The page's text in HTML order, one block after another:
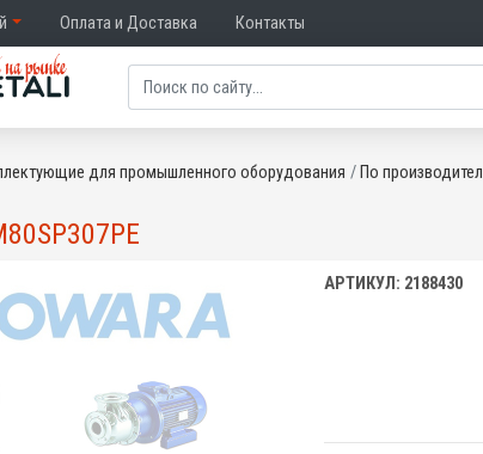
Оплата и Доставка Контакты
для промышленного оборудования По
АРТИКУЛ: 2188430